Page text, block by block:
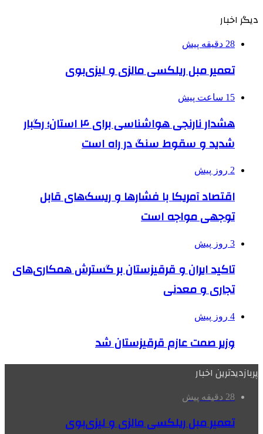
دیگر اخبار
28 دقیقه پیش
تعمیر مبل ریلکسی مالزی و لیزی‌بوی
15 ساعت پیش
هشدار نارنجی هواشناسی برای ۴ استان؛ رگبار
شدید و سقوط سنگ در راه است
2 روز پیش
اقتصاد آمریکا با فشارها و ریسک‌های قابل
توجهی مواجه است
3 روز پیش
تاکید ایران و قرقیزستان بر گسترش همکاری‌های
تجاری و معدنی
4 روز پیش
وزیر صمت عازم قرقیزستان شد
پربازدیدترین اخبار
28 دقیقه پیش
تعمیر مبل ریلکسی مالزی و لیزی‌بوی